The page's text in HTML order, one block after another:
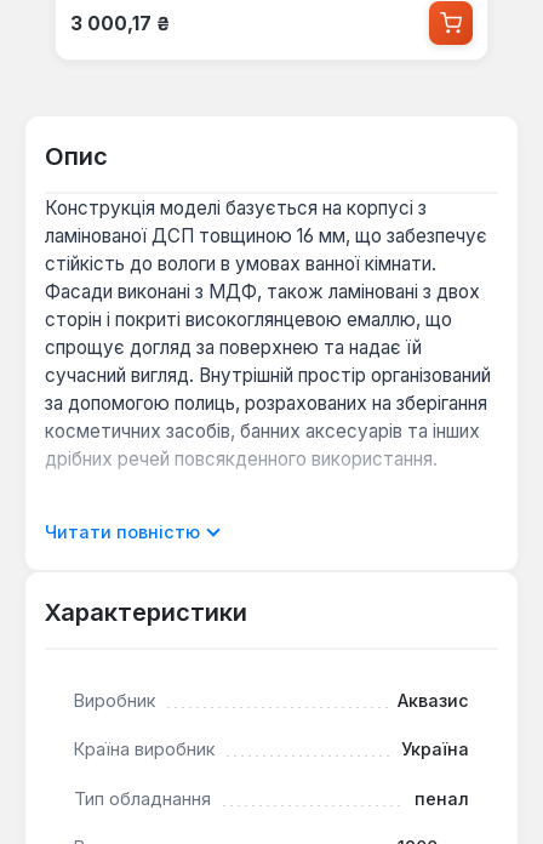
Звичайна ціна:
3 000,17 ₴
Опис
Конструкція моделі базується на корпусі з
ламінованої ДСП товщиною 16 мм, що забезпечує
стійкість до вологи в умовах ванної кімнати.
Фасади виконані з МДФ, також ламіновані з двох
сторін і покриті високоглянцевою емаллю, що
спрощує догляд за поверхнею та надає їй
сучасний вигляд. Внутрішній простір організований
за допомогою полиць, розрахованих на зберігання
косметичних засобів, банних аксесуарів та інших
дрібних речей повсякденного використання.
Місткість та організація:
зручно в сімейному користуванні.
забезпечуючи зручний підхід та відкриття
Експлуатаційна стійкість: Використання
фасадів забезпечує захист від пари та
Читати повністю
Характеристики
Виробник Аквазис
Країна виробник Україна
Тип обладнання пенал